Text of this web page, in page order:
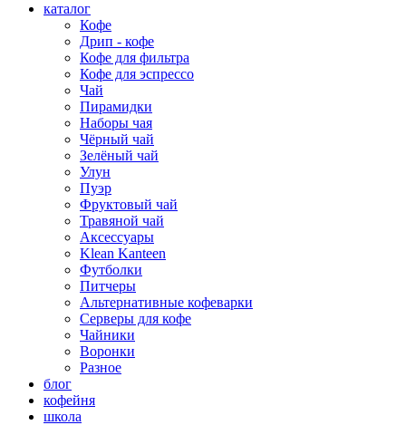
каталог
Кофе
Дрип - кофе
Кофе для фильтра
Кофе для эспрессо
Чай
Пирамидки
Наборы чая
Чёрный чай
Зелёный чай
Улун
Пуэр
Фруктовый чай
Травяной чай
Аксессуары
Klean Kanteen
Футболки
Питчеры
Альтернативные кофеварки
Серверы для кофе
Чайники
Воронки
Разное
блог
кофейня
школа